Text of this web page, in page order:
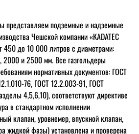
представляем подземные и надземные
Чешской компании «KADATEC
450 до 10 000 литров с диаметрами:
2000 и 2500 мм. Все газгольдеры
нормативных документов: ГОСТ
76, ГОСТ 12.2.003-91, ГОСТ
4,5,6,10), соответствуют директиве
в стандартном исполнении
клапан, уровнемер, впускной клапан,
жидкой фазы) установлена и проверена